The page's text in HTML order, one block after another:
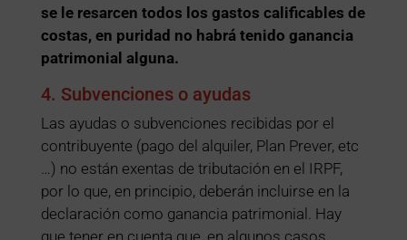
se le resarcen todos los gastos calificables de
costas, en puridad no habrá tenido ganancia
patrimonial alguna.
4. Subvenciones o ayudas
Las ayudas o subvenciones recibidas por el
contribuyente (pago del alquiler, Plan Prever, etc
…) no están exentas de tributación en el IRPF,
por lo que, en principio, deberán incluirse en la
declaración como ganancia patrimonial. Hay
que tener en cuenta que, en algunos casos,